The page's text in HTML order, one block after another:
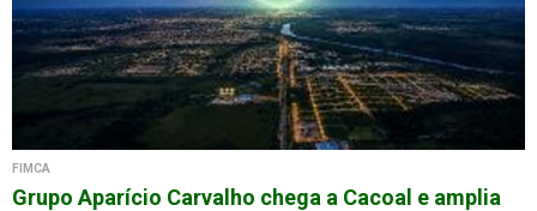
FIMCA
Grupo Aparício Carvalho chega a Cacoal e amplia